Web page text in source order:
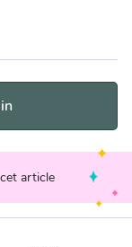
article